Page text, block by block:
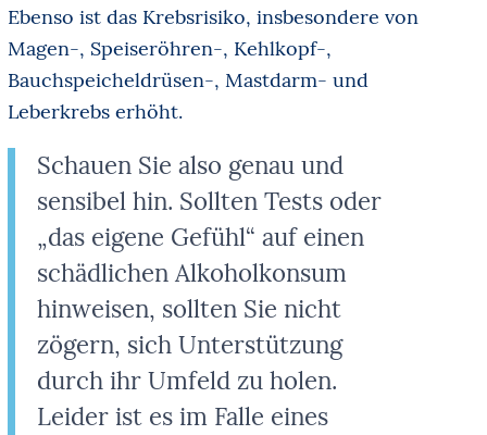
Ebenso ist das Krebsrisiko, insbesondere von
Magen-, Speiseröhren-, Kehlkopf-,
Bauchspeicheldrüsen-, Mastdarm- und
Leberkrebs erhöht.
Schauen Sie also genau und
sensibel hin. Sollten Tests oder
„das eigene Gefühl“ auf einen
schädlichen Alkoholkonsum
hinweisen, sollten Sie nicht
zögern, sich Unterstützung
durch ihr Umfeld zu holen.
Leider ist es im Falle eines